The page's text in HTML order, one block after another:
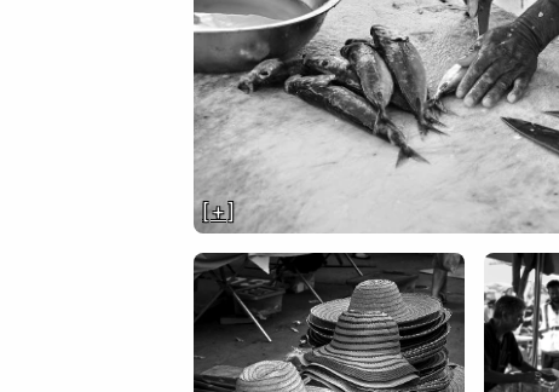
[ + ]